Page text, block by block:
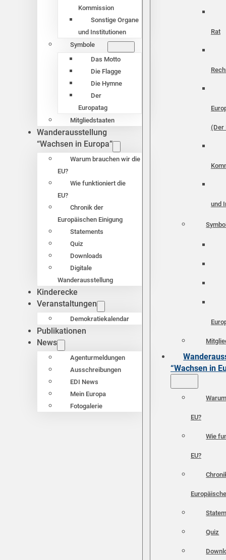
Kommission
Sonstige Organe
und Institutionen
Symbole
Das Motto
Die Flagge
Die Hymne
Der
Europatag
Mitgliedstaaten
Wanderausstellung
“Wachsen in Europa”
Warum brauchen wir die
EU?
Wie funktioniert die
EU?
Chronik der
Europäischen Einigung
Statements
Quiz
Downloads
Digitale
Wanderausstellung
Kinderecke
Veranstaltungen
Demokratiekalendar
Publikationen
News
Agenturmeldungen
Ausschreibungen
EDI News
Mein Europa
Fotogalerie
Rat
(Der
und
“Wachsen in
EU?
Wie
EU?
Quiz